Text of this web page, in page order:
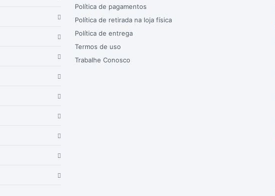
Política de pagamentos
Política de retirada na loja física
Política de entrega
Termos de uso
Trabalhe Conosco